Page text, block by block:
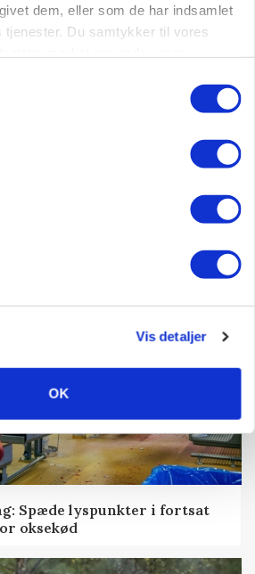
dem, eller som de har indsamlet
tjenester. Du samtykker til vores
Vis detaljer
OK
Her er efterårets største
Spæde lyspunkter i fortsat
oksekød